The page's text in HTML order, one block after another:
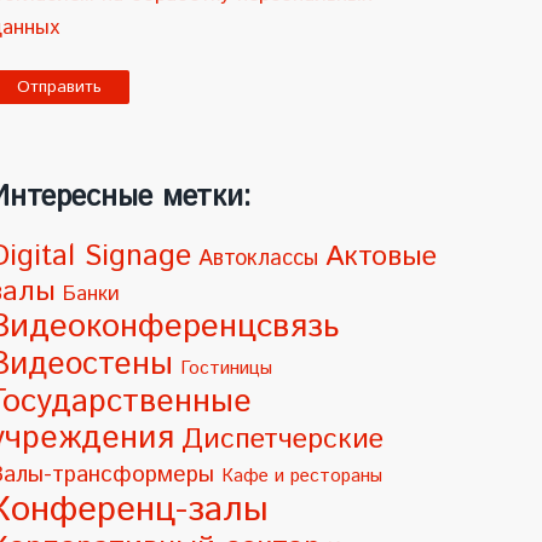
метки:
Signage Автоклассы Актовые
Банки
Гостиницы
Диспетчерские
трансформеры Кафе и рестораны
залы